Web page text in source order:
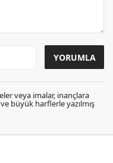
veya imalar, inançlara
büyük harflerle yazılmış